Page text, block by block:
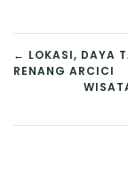
← LOKASI, DAYA
RENANG ARCICI